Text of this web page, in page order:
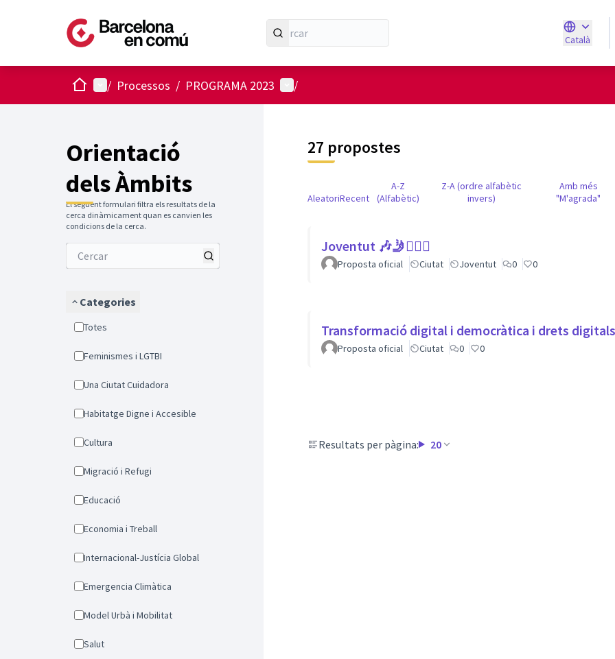
Català
Triar la
Inici Menú principal
/ Processos / PROGRAMA 2023 Menú d'usuari
/
Orientació
dels Àmbits
El següent formulari filtra els resultats de la
cerca dinàmicament quan es canvien les
condicions de la cerca.
Categories
Totes
Feminismes i LGTBI
Una Ciutat Cuidadora
Habitatge Digne i Accesible
Cultura
Migració i Refugi
Educació
Economia i Treball
Internacional-Justícia Global
Emergencia Climàtica
Model Urbà i Mobilitat
Salut
27 propostes
AleatoriRecent
A-Z
(Alfabètic)
Z-A (ordre alfabètic
invers)
Amb més
"M'agrada"
Joventut 🎶🤳🙇🏽‍♀
Proposta oficial Ciutat Joventut 0 0
Transformació digital i democràtica i drets
Proposta oficial Ciutat 0 0
Resultats per pàgina: 20